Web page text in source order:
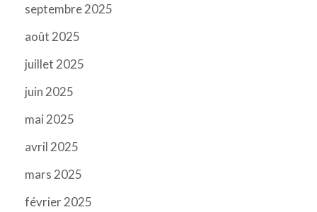
septembre 2025
août 2025
juillet 2025
juin 2025
mai 2025
avril 2025
mars 2025
février 2025